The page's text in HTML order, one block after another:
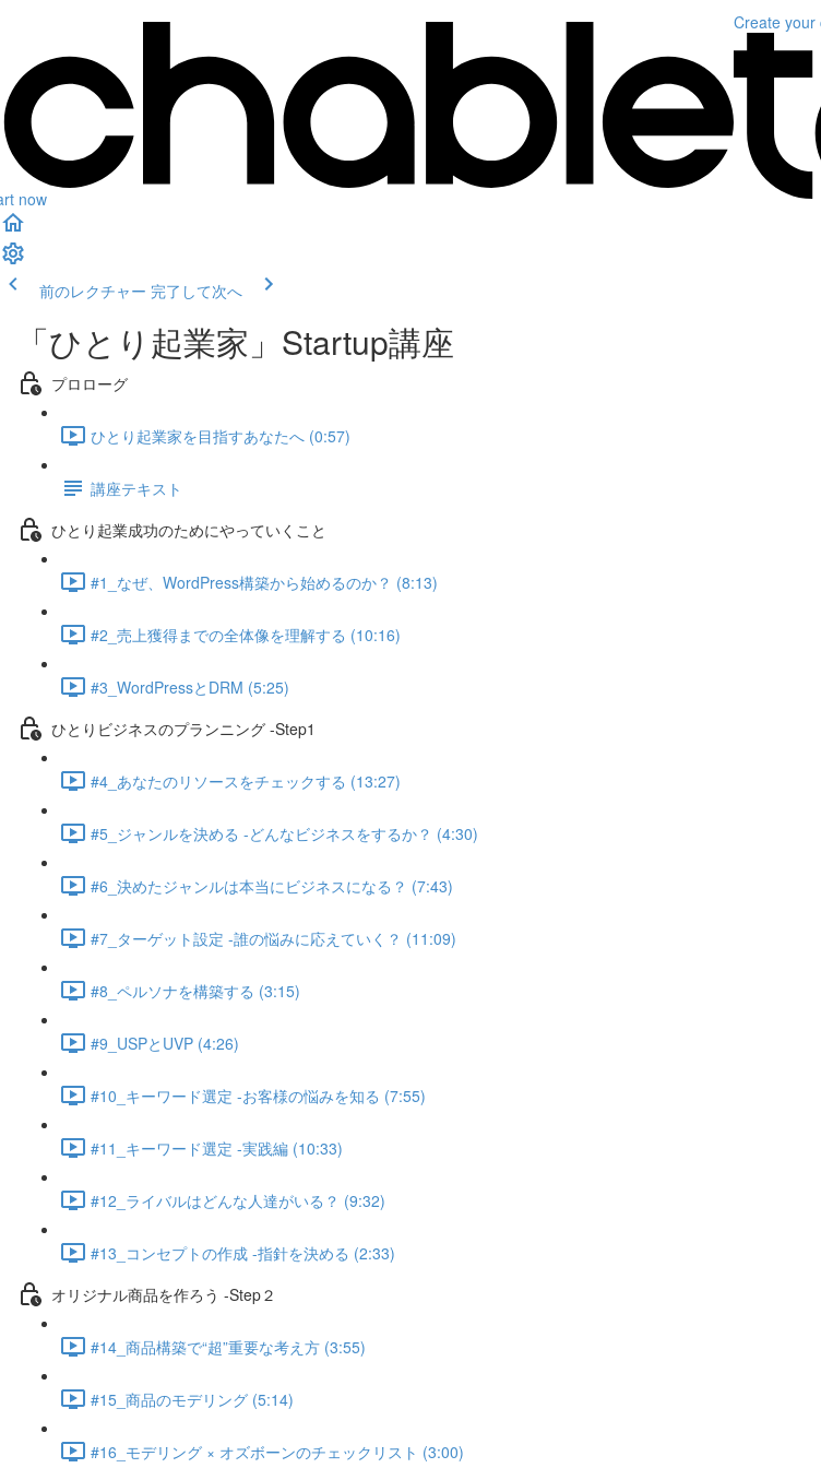
now
Create your
前のレクチャー 完了して次へ
「ひとり起業家」Startup講座
プロローグ
ひとり起業家を目指すあなたへ (0:57)
講座テキスト
ひとり起業成功のためにやっていくこと
#1_なぜ、WordPress構築から始めるのか？ (8:13)
#2_売上獲得までの全体像を理解する (10:16)
#3_WordPressとDRM (5:25)
ひとりビジネスのプランニング -Step1
#4_あなたのリソースをチェックする (13:27)
#5_ジャンルを決める -どんなビジネスをするか？ (4:30)
#6_決めたジャンルは本当にビジネスになる？ (7:43)
#7_ターゲット設定 -誰の悩みに応えていく？ (11:09)
#8_ペルソナを構築する (3:15)
#9_USPとUVP (4:26)
#10_キーワード選定 -お客様の悩みを知る (7:55)
#11_キーワード選定 -実践編 (10:33)
#12_ライバルはどんな人達がいる？ (9:32)
#13_コンセプトの作成 -指針を決める (2:33)
オリジナル商品を作ろう -Step２
#14_商品構築で“超”重要な考え方 (3:55)
#15_商品のモデリング (5:14)
#16_モデリング × オズボーンのチェックリスト (3:00)